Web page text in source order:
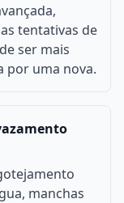
tentativas de
ser mais
por uma nova.
manchas